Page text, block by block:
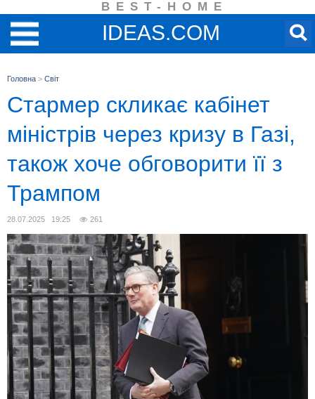
BEST-HOME
IDEAS.COM
Головна > Світ
Стармер скликає кабінет
міністрів через кризу в Газі,
також хоче обговорити її з
Трампом
28.07.2025 19:25 261